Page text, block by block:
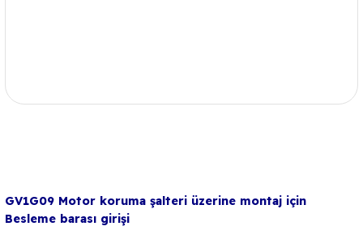
GV1G09 Motor koruma şalteri üzerine montaj için
Besleme barası girişi